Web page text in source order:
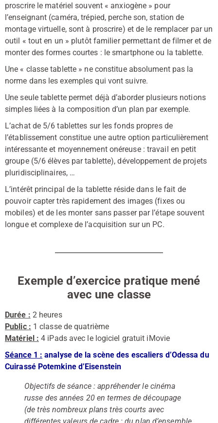
proscrire le matériel souvent « anxiogène » pour
l’enseignant (caméra, trépied, perche son, station de
montage virtuelle, sont à proscrire) et de le remplacer par un
outil « tout en un » plutôt familier permettant de filmer et de
monter des formes courtes : le smartphone ou la tablette.
Une « classe tablette » ne constitue absolument pas la
norme dans les exemples qui vont suivre.
Une seule tablette permet déjà d’aborder plusieurs notions
simples liées à la composition d’un plan par exemple.
L’achat de 5/6 tablettes sur les fonds propres de
l’établissement constitue une autre option particulièrement
intéressante et moyennement onéreuse : travail en petit
groupe (5/6 élèves par tablette), développement de projets
pluridisciplinaires, …
L’intérêt principal de la tablette réside dans le fait de
pouvoir capter très rapidement des images (fixes ou
mobiles) et de les monter sans passer par l’étape souvent
longue et complexe de l’acquisition sur un PC.
Exemple d’exercice pratique mené
avec une classe
Durée : 2 heures
Public : 1 classe de quatrième
Matériel : 4 iPads avec le logiciel gratuit iMovie
Séance 1 : analyse de la scène des escaliers d’Odessa du
Cuirassé Potemkine d’Eisenstein
Objectifs de séance : appréhender le cinéma
russe des années 20 en termes de découpage
(de très nombreux plans très courts avec
différentes valeurs de cadre : du plan d’ensemble